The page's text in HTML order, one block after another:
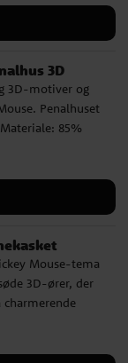
3D
3D-motiver og
Penalhuset
85%
Mouse-tema
3D-ører, der
charmerende
leg og
behagelig